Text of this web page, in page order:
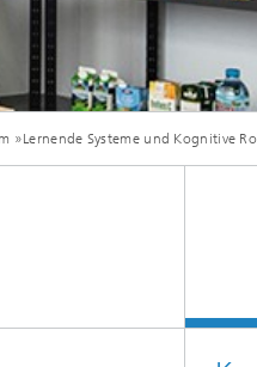
»Lernende Systeme und Kognitive